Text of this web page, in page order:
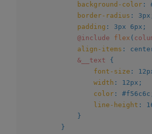
background-color :
border-radius : 3px
padding : 3px 6px ;
@include
flex (
align-items :
&__text
{
font-size :
width : 12px ;
color : #f56c6c
line-height :
}
}